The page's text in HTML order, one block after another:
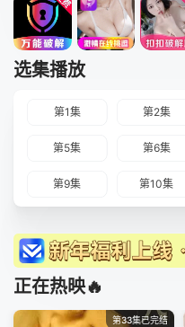
选集播放
第1集 第2集
第5集 第6集
第9集 第10集
正在热映🔥
第33集已完结